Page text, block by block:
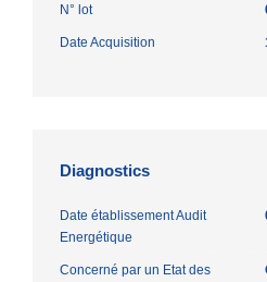
N° lot
Date Acquisition
Diagnostics
Date établissement Audit
Energétique
Concerné par un Etat des